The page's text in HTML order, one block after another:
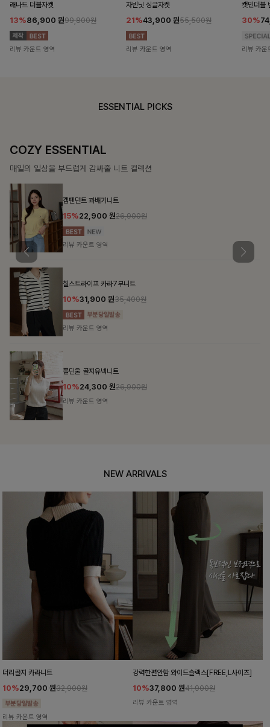
래나드 더블자켓
13%86,900 원99,800원
리뷰 카운트 영역
자빈닛 싱글자켓
21%43,900 원55,500원
리뷰 카운트 영역
캣민더블
30%
리뷰 카운
ESSENTIAL PICKS
COZY ESSENTIAL
매일의 일상을 부드럽게 감싸줄 니트 컬렉션
켐펜던트 꽈배기니트
15%22,900 원26,900원
리뷰 카운트 영역
칠스트라이프 카라7부니트
10%31,900 원35,400원
리뷰 카운트 영역
폴딘울 골지유넥니트
10%24,300 원26,900원
리뷰 카운트 영역
NEW ARRIVALS
더리골지 카라니트
10%29,700 원32,900원
리뷰 카운트 영역
강력한편안함 와이드슬랙스[FREE,L사이즈]
10%37,800 원41,900원
리뷰 카운트 영역